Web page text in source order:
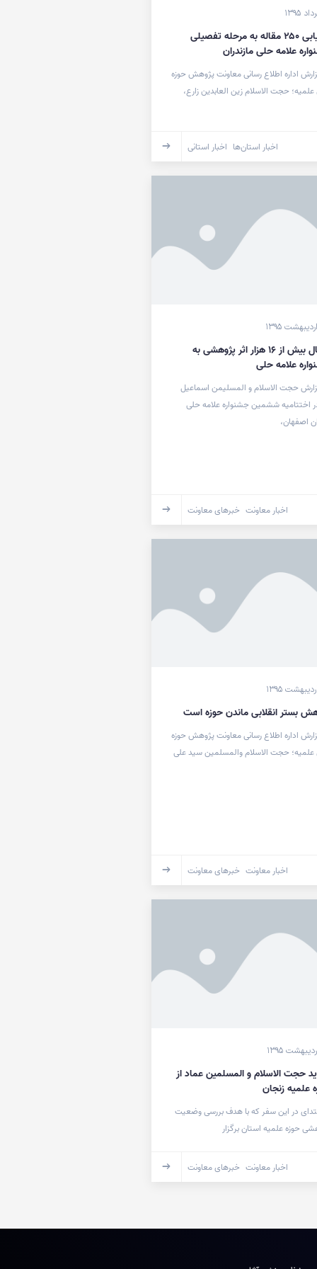
راهیابی ۲۵۰ مقاله به مرحله تفصیلی
علامه حلی مازندران
اداره اطلاع رسانی معاونت پژوهش حوزه
حجت الاسلام زین العابدین زارع،
اخبار استان‌ها اخبار استانی
ارسال بیش از ۱۶ هزار اثر پژوهشی به
علامه حلی
حجت الاسلام و المسلیمن اسماعیل
اختتامیه ششمین جشنواره علامه حلی
اصفهان،
اخبار معاونت خبرهای معاونت
بستر انقلابی ماندن حوزه است
اداره اطلاع رسانی معاونت پژوهش حوزه
حجت الاسلام والمسلمین سید علی
اخبار معاونت خبرهای معاونت
حجت الاسلام و المسلمین عماد از
علمیه زنجان
در این سفر که با هدف بررسی وضعیت
حوزه علمیه استان برگزار
اخبار معاونت خبرهای معاونت